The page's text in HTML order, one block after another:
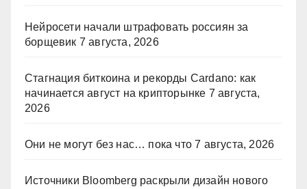
Нейросети начали штрафовать россиян за
борщевик 7 августа, 2026
Стагнация биткоина и рекорды Cardano: как
начинается август на крипторынке 7 августа,
2026
Они не могут без нас… пока что 7 августа, 2026
Источники Bloomberg раскрыли дизайн нового